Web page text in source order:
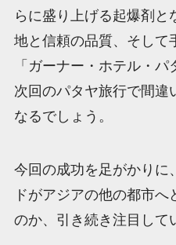
らに盛り上げる起爆剤と
地と信頼の品質、そして
「ガーナー・ホテル・パ
次回のパタヤ旅行で間違
なるでしょう。
今回の成功を足がかりに
ドがアジアの他の都市へ
のか、引き続き注目して